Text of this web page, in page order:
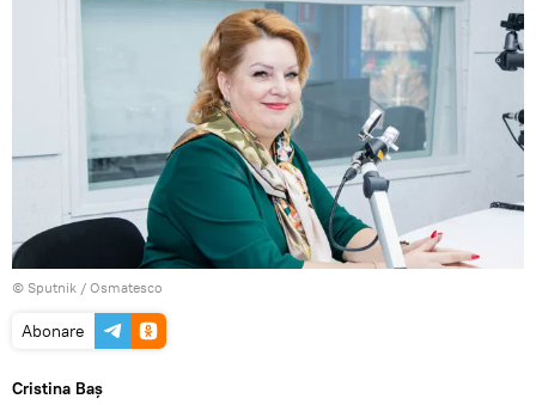
© Sputnik / Osmatesco
Abonare
Cristina Baș